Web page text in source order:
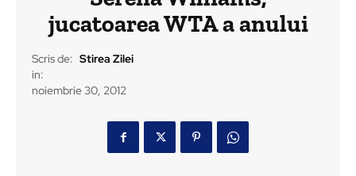
jucatoarea WTA a anului
Scris de: Stirea Zilei
in:
noiembrie 30, 2012